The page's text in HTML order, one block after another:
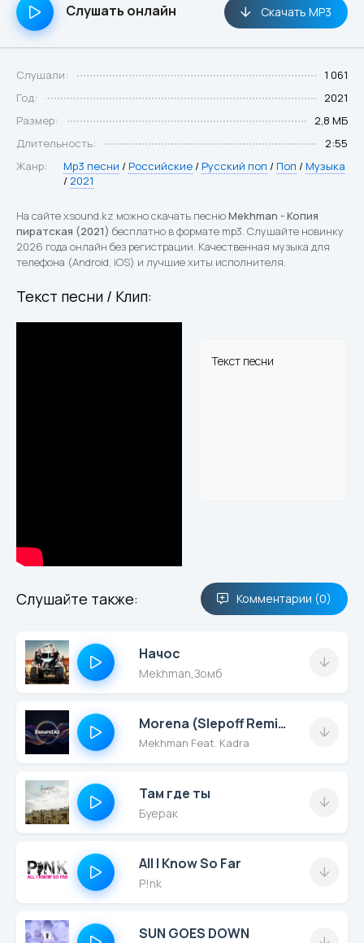
Слушать онлайн Скачать MP3
Слушали:
1 061
Год:
2021
Размер:
2,8 МБ
Длительность:
2:55
Жанр:
Mp3 песни / Российские / Русский поп / Поп / Музыка
/ 2021
На сайте xsound.kz можно скачать песнюMekhman - Копия
пиратская (2021) бесплатно в формате mp3. Слушайте новинку
2026 года онлайн без регистрации. Качественная музыка для
телефона (Android, iOS) и лучшие хиты исполнителя.
Текст песни / Клип:
Текст песни
Слушайте также: Комментарии (0)
Начос
Mekhman Зомб
Morena (Slepoff Remix) Radio
Mekhman Feat. Kadra
Там где ты
Буерак
All I Know So Far
P!nk
SUN GOES DOWN